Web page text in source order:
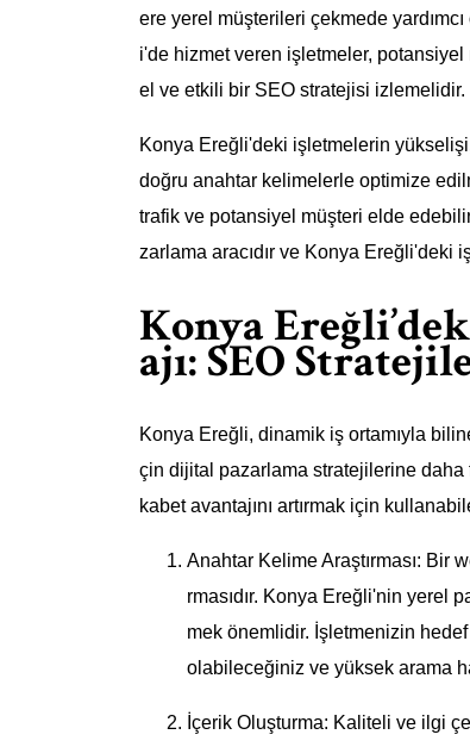
ere yerel müşterileri çekmede
i'de hizmet veren işletmeler,
el ve etkili bir SEO stratejisi izlemelidir.
Konya Ereğli'deki işletmelerin
doğru anahtar kelimelerle optimize
trafik ve potansiyel müşteri elde
zarlama aracıdır ve Konya Ereğli'deki
Konya
ajı: SEO
Konya Ereğli, dinamik iş ortamıyla
çin dijital pazarlama stratejilerine
kabet avantajını artırmak için
Anahtar Kelime Araştırması: Bir
rmasıdır. Konya Ereğli'nin yerel
mek önemlidir. İşletmenizin
olabileceğiniz ve yüksek arama
İçerik Oluşturma: Kaliteli ve ilgi